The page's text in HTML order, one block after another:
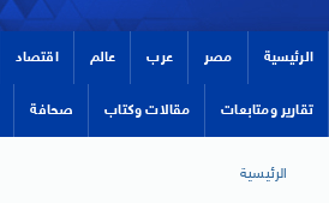
الرئيسية مصر عرب عالم اقتصاد
تقارير ومتابعات مقالات وكتاب صحافة
الرئيسية